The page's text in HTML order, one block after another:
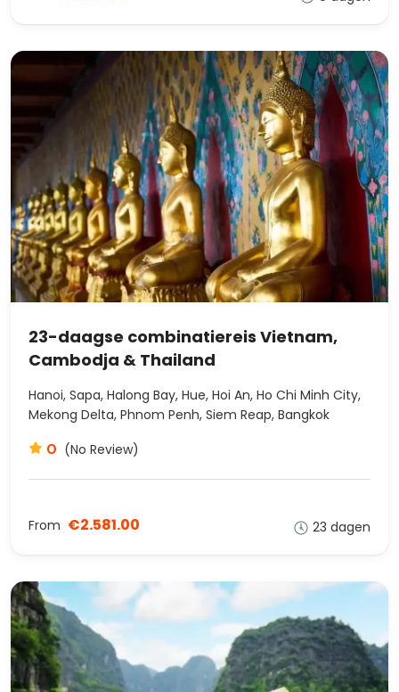
23-daagse combinatiereis Vietnam,
Cambodja & Thailand
Hanoi, Sapa, Halong Bay, Hue, Hoi An, Ho Chi Minh City,
Mekong Delta, Phnom Penh, Siem Reap, Bangkok
0 (No Review)
From €2.581.00 23 dagen